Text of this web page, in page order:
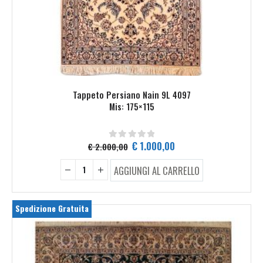
Tappeto Persiano Nain 9L 4097
Mis: 175×115
0Su 5
€2.000,00 Il
prezzo
originale
era:
€ 2.000,00.
€ 1.000,00
attuale
è:
€ 1.000,00.
AGGIUNGI AL CARRELLO
Spedizione Gratuita